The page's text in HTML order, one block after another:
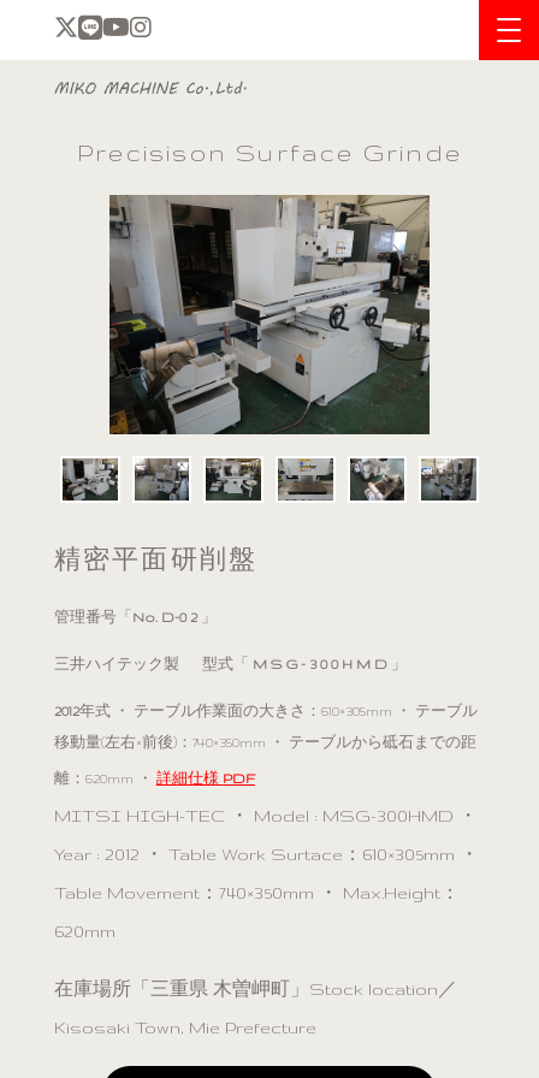
Precisison Surface Grinde
精密平面研削盤
管理番号「 No. D-0 2 」
三井ハイテック製 型式「 M S G - 3 0 0 H M D」
2012年式 ・ テーブル作業面の大きさ：610×305mm ・ テーブル
移動量(左右×前後)：740×350mm ・ テーブルから砥石までの距
離：620mm ・ 詳細仕様 PDF
MITSI HIGH-TEC ・ Model : MSG-300HMD ・
Year : 2012 ・ Table Work Surtace：610×305mm ・
Table Movement：740×350mm ・ Max.Height：
620mm
在庫場所「三重県 木曽岬町」Stock location／
Kisosaki Town, Mie Prefecture